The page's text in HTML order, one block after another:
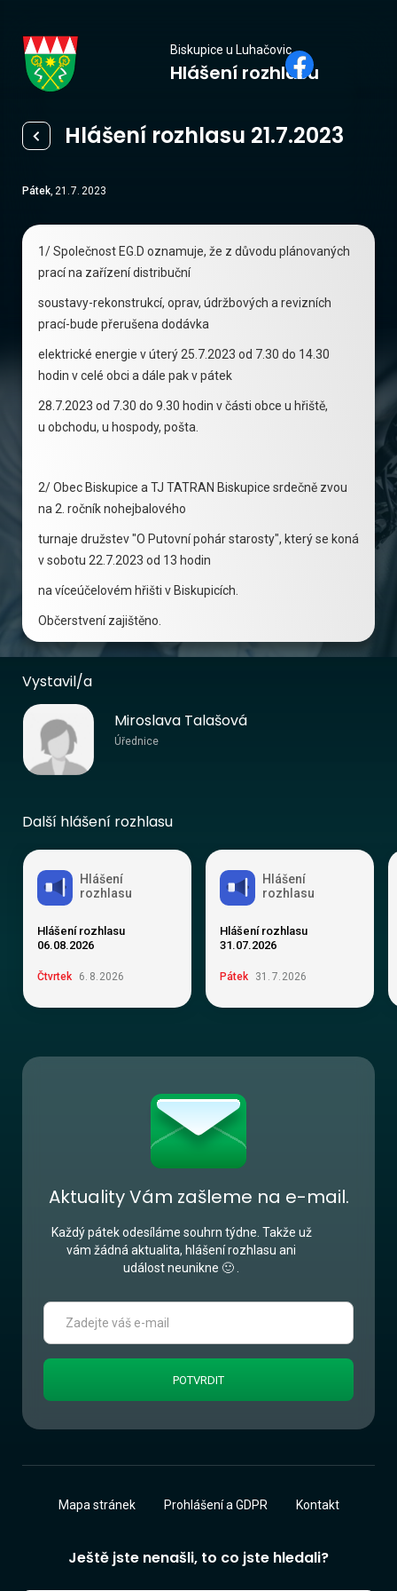
Biskupice
u Luhačovic
Biskupice u Luhačovic
Hlášení rozhlasu
Hlášení rozhlasu 21.7.2023
Pátek, 21 .7. 2023
1/ Společnost EG.D oznamuje, že z důvodu plánovaných
prací na zařízení distribuční
soustavy-rekonstrukcí, oprav, údržbových a revizních
prací-bude přerušena dodávka
elektrické energie v úterý 25.7.2023 od 7.30 do 14.30
hodin v celé obci a dále pak v pátek
28.7.2023 od 7.30 do 9.30 hodin v části obce u hřiště,
u obchodu, u hospody, pošta.
2/ Obec Biskupice a TJ TATRAN Biskupice srdečně zvou
na 2. ročník nohejbalového
turnaje družstev "O Putovní pohár starosty", který se koná
v sobotu 22.7.2023 od 13 hodin
na víceúčelovém hřišti v Biskupicích.
Občerstvení zajištěno.
Vystavil/a
Miroslava Talašová
Úřednice
Další hlášení rozhlasu
Hlášení
rozhlasu
Hlášení rozhlasu
06.08.2026
Čtvrtek 6. 8. 2026
Hlášení
rozhlasu
Hlášení rozhlasu
31.07.2026
Pátek 31 . 7. 2026
Aktuality Vám zašleme na e-mail.
Každý pátek odesíláme souhrn týdne. Takže už
vám žádná aktualita, hlášení rozhlasu ani
událost neunikne 🙂 .
Ještě jste nenašli, to co jste hledali?
Mapa stránek Prohlášení a GDPR Kontakt